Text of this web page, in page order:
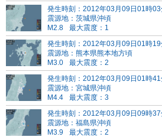
発生時刻：2012年03月09日01時03
震源地：茨城県沖頃
M2.8
最大震度：1
発生時刻：2012年03月09日01時19
震源地：熊本県熊本地方頃
M3.0
最大震度：2
発生時刻：2012年03月09日01時41
震源地：宮城県沖頃
M4.4
最大震度：3
発生時刻：2012年03月09日09時37
震源地：福島県沖頃
M3.9
最大震度：2